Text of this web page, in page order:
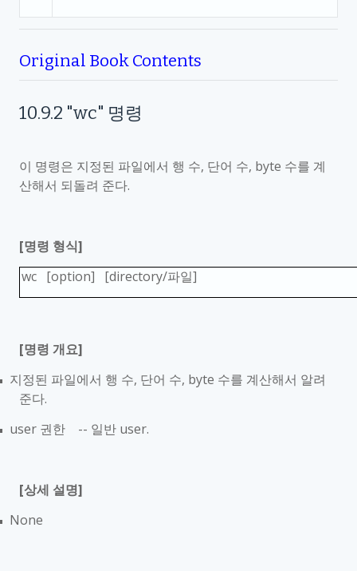
Original Book Contents
10.9.2 "wc" 명령
이 명령은 지정된 파일에서 행 수, 단어 수, byte 수를 계
산해서 되돌려 준다.
[명령 형식]
wc [option] [directory/파일]
[명령 개요]
지정된 파일에서 행 수, 단어 수, byte 수를 계산해서 알려
준다.
user 권한 -- 일반 user.
[상세 설명]
None